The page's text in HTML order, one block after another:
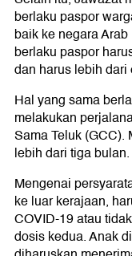
berlaku paspor
baik ke negara
berlaku paspor
dan harus lebih
Hal yang sama
melakukan
Sama Teluk
lebih dari tiga bulan.
Mengenai
ke luar kerajaan,
COVID-19 atau
dosis kedua. Anak